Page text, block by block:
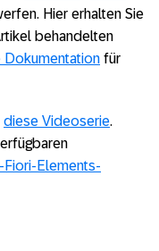
Hier erhalten Sie
behandelten
Dokumentation für
diese Videoserie.
Fiori-Elements-